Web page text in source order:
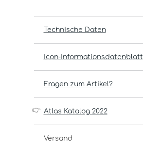
Technische Daten
Icon-Informationsdatenblatt
Fragen zum Artikel?
👉 Atlas Katalog 2022
Versand